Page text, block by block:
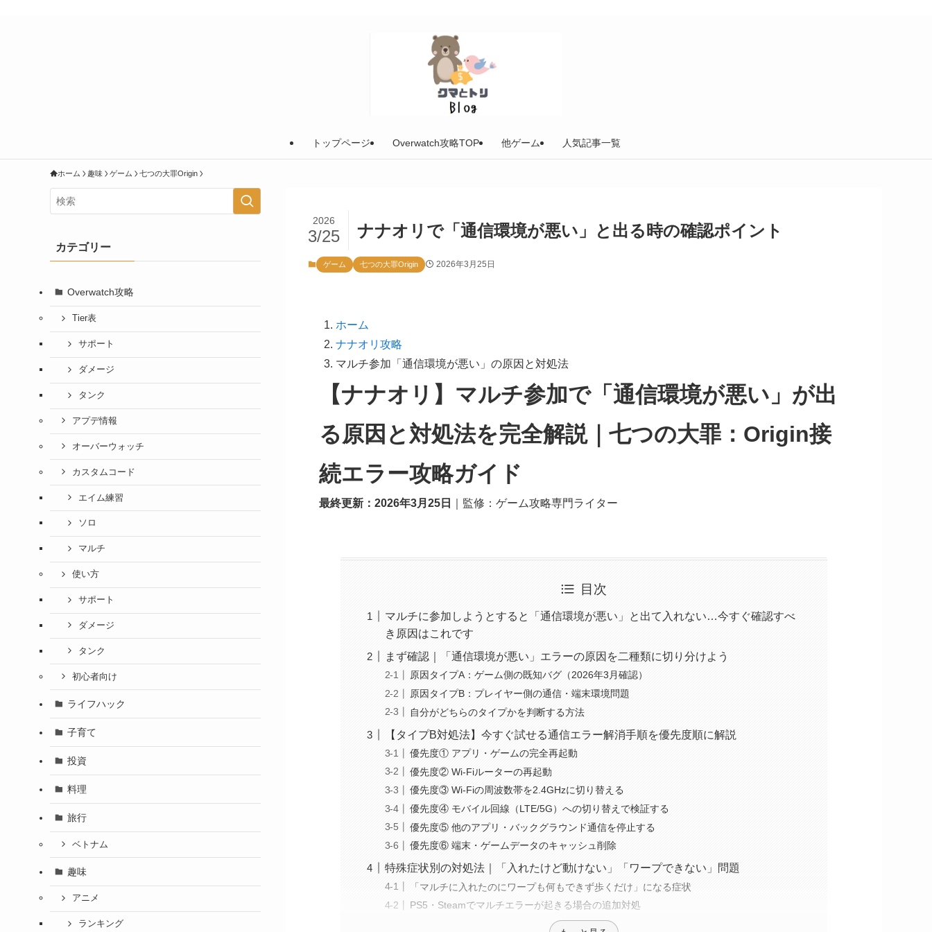
トップページ Overwatch攻略TOP 他ゲーム 人気記事一覧
ホーム 趣味 ゲーム 七つの大罪Origin
ナナオリで「通信環境が悪い」と出る時の確認ポイント
2026
3/25
ゲーム 七つの大罪Origin 2026年3月25日
ホーム
ナナオリ攻略
マルチ参加「通信環境が悪い」の原因と対処法
【ナナオリ】マルチ参加で「通信環境が悪い」が出
る原因と対処法を完全解説｜七つの大罪：Origin接
続エラー攻略ガイド
最終更新：2026年3月25日 ｜監修：ゲーム攻略専門ライター
目次
マルチに参加しようとすると「通信環境が悪い」と出て入れない…今すぐ確認すべ
き原因はこれです
まず確認｜「通信環境が悪い」エラーの原因を二種類に切り分けよう
原因タイプA：ゲーム側の既知バグ（2026年3月確認）
原因タイプB：プレイヤー側の通信・端末環境問題
自分がどちらのタイプかを判断する方法
【タイプB対処法】今すぐ試せる通信エラー解消手順を優先度順に解説
優先度① アプリ・ゲームの完全再起動
優先度② Wi-Fiルーターの再起動
優先度③ Wi-Fiの周波数帯を2.4GHzに切り替える
優先度④ モバイル回線（LTE/5G）への切り替えで検証する
優先度⑤ 他のアプリ・バックグラウンド通信を停止する
優先度⑥ 端末・ゲームデータのキャッシュ削除
特殊症状別の対処法｜「入れたけど動けない」「ワープできない」問題
「マルチに入れたのにワープも何もできず歩くだけ」になる症状
PS5・Steamでマルチエラーが起きる場合の追加対処
カテゴリー
Overwatch攻略
Tier表
サポート
ダメージ
タンク
アプデ情報
オーバーウォッチ
カスタムコード
エイム練習
ソロ
マルチ
使い方
サポート
ダメージ
タンク
初心者向け
ライフハック
子育て
投資
料理
旅行
ベトナム
趣味
アニメ
ランキング